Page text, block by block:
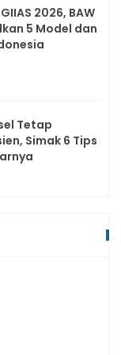
2026, BAW
5 Model dan
Tetap
Simak 6 Tips